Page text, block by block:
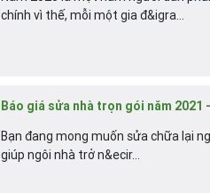
chính vì thế, mỗi một gia đ&igra...
Báo giá sửa nhà trọn gói năm
Bạn đang mong muốn sửa chữa lại
giúp ngôi nhà trở n&ecir...